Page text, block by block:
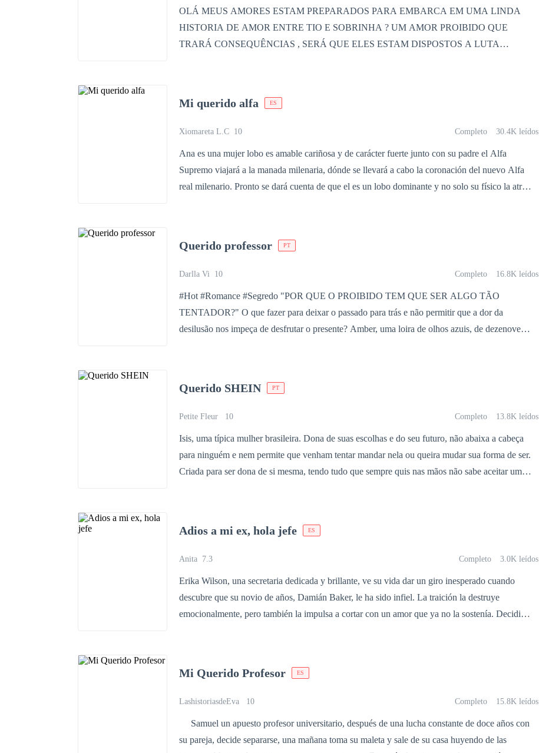
OLÁ MEUS AMORES ESTAM PREPARADOS PARA EMBARCA EM UMA LINDA
HISTORIA DE AMOR ENTRE TIO E SOBRINHA ? UM AMOR PROIBIDO QUE
TRARÁ CONSEQUÊNCIAS , SERÁ QUE ELES ESTAM DISPOSTOS A LUTA
Mi querido alfa ES
Xiomareta L.C 10 Completo 30.4K leídos
Ana es una mujer lobo es amable cariñosa y de carácter fuerte junto con su padre el Alfa
Supremo viajará a la manada milenaria, dónde se llevará a cabo la coronación del nuevo Alfa
real milenario. Pronto se dará cuenta de que el es un lobo dominante y no solo su físico la atrae.
Querido professor PT
Darlla Vi 10 Completo 16.8K leídos
#Hot #Romance #Segredo "POR QUE O PROIBIDO TEM QUE SER ALGO TÃO
TENTADOR?" O que fazer para deixar o passado para trás e não permitir que a dor da
desilusão nos impeça de desfrutar o presente? Amber, uma loira de olhos azuis, de dezenove
Com um passado misterioso e um ex-namorado tóxico, Amber passa a experimentar o melhor e
o pior da vida adulta. Perseguida pelo passado que tanto deseja deixar para trás, a vida da
Cooper, professor de Mitologia que mais parece a encarnação de Eros, o deus do erotismo de
quem tanto fala em suas aulas, faz seu mundo girar, deixando sua vida muito mais excitante,
em todos os sentidos. Ninguém é o que parece e muitos segredos virão à tona. Tudo pode
Querido SHEIN PT
Petite Fleur 10 Completo 13.8K leídos
Isis, uma típica mulher brasileira. Dona de suas escolhas e do seu futuro, não abaixa a cabeça
para ninguém e nem permite que venham tentar mandar nela ou queira mudar sua forma de ser.
Criada para ser dona de si mesma, tendo tudo que sempre quis nas mãos não sabe aceitar um
que ele deu para se livrar dela foi o maior responsável por coloca-la em sua vida, agora Zayan
só tem uma escolha, trabalhar para uma mulher e não cair na sensualidade que exala daquela
daquele local é ela!
Adios a mi ex, hola jefe ES
Anita 7.3 Completo 3.0K leídos
Erika Wilson, una secretaria dedicada y brillante, ve su vida dar un giro inesperado cuando
descubre que su novio de años, Damián Baker, le ha sido infiel. La traición la destruye
emocionalmente, pero también la impulsa a cortar con un amor que ya no la sostenía. Decidida
momento adecuado para acercarse a ella. Con Damián fuera de su vida, Alessandro da su
primer paso: gestos amables, apoyo disfrazado de profesionalismo y una seducción sutil que
Erika cueste lo que cueste. Pues, ¿él lo conseguirá?
Mi Querido Profesor ES
LashistoriasdeEva 10 Completo 15.8K leídos
Samuel un apuesto profesor universitario, después de una lucha constante de doce años con
su pareja, decide separarse, una mañana toma su maleta y sale de su casa huyendo de las